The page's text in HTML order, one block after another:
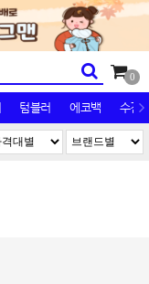
0
텀블러 에코백 수건/